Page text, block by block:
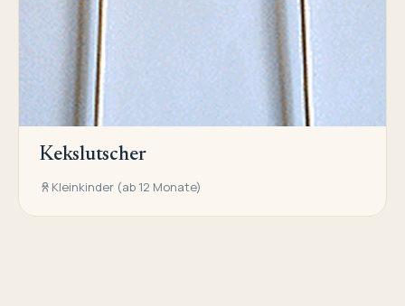
Kekslutscher
Kleinkinder (ab 12 Monate)